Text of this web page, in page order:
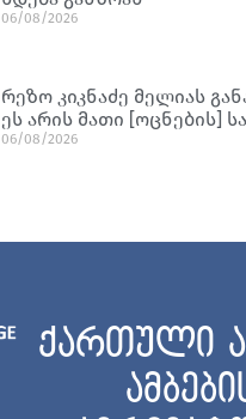
06/08/2026
რეზო კიკნაძე მელიას
ეს არის მათი [ოცნების]
06/08/2026
ქართული